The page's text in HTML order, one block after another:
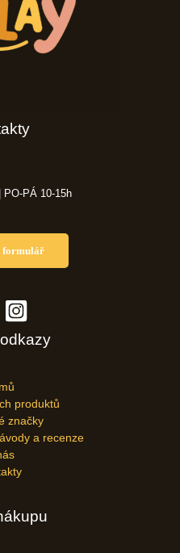
PO-PÁ 10-15h
formulář
produktů
značky
a recenze